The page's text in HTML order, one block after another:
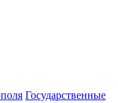
Государственные